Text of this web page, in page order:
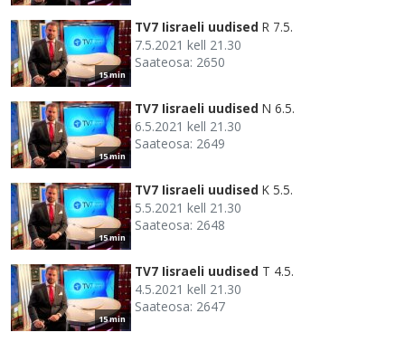
15 min
TV7 Iisraeli uudised R 7.5.
7.5.2021 kell 21.30
Saateosa: 2650
15 min
TV7 Iisraeli uudised N 6.5.
6.5.2021 kell 21.30
Saateosa: 2649
15 min
TV7 Iisraeli uudised K 5.5.
5.5.2021 kell 21.30
Saateosa: 2648
15 min
TV7 Iisraeli uudised T 4.5.
4.5.2021 kell 21.30
Saateosa: 2647